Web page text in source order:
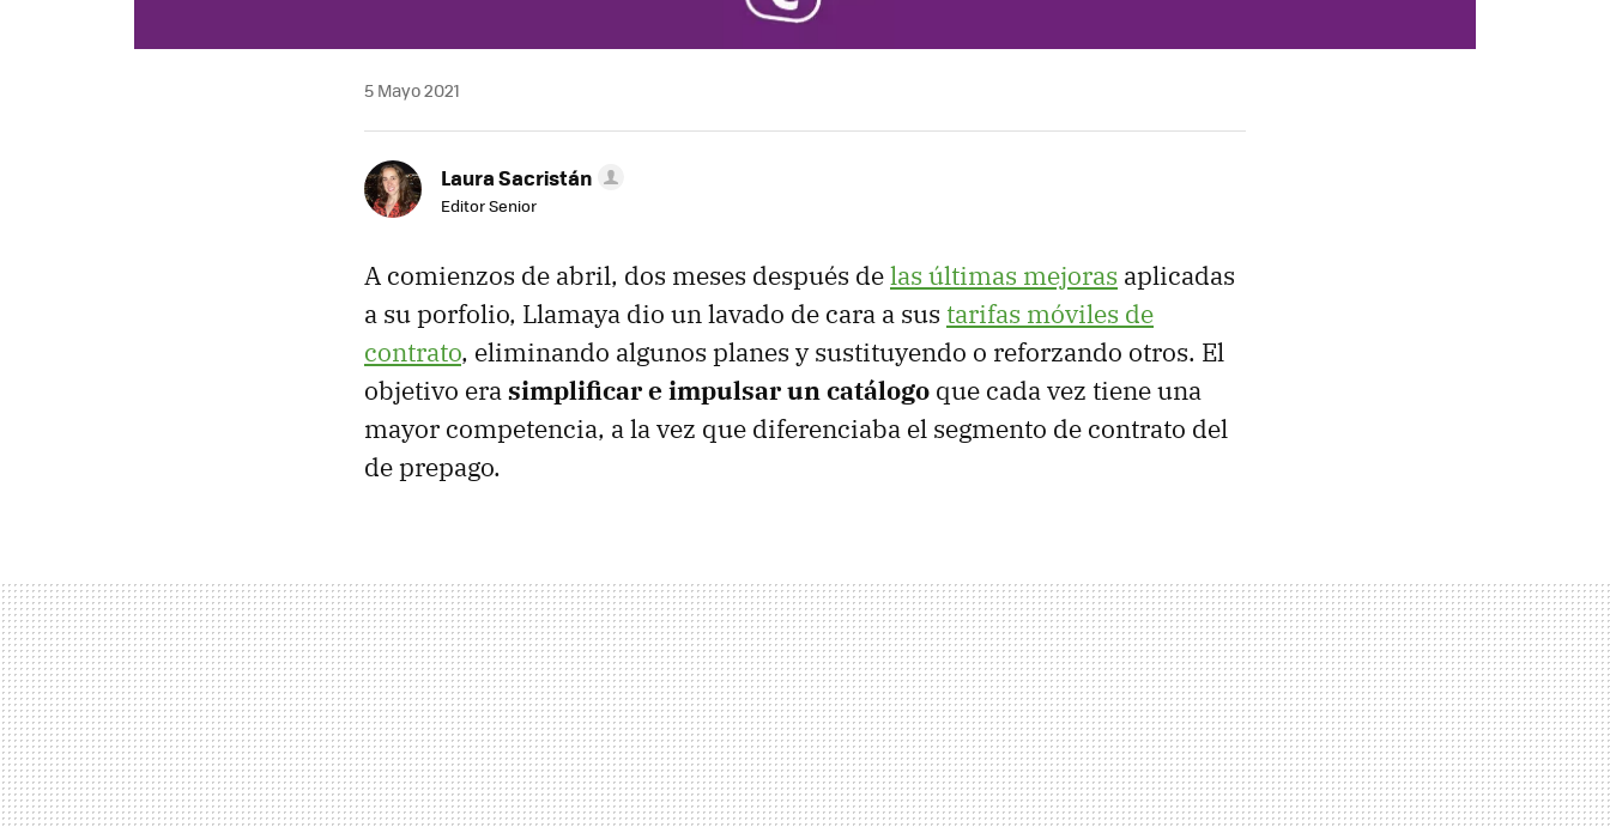
5 Mayo 2021
Laura Sacristán
Editor Senior
A comienzos de abril, dos meses después delas últimas mejoras aplicadas
a su porfolio, Llamaya dio un lavado de cara a sus tarifas móviles de
contrato, eliminando algunos planes y sustituyendo o reforzando otros. El
objetivo era simplificar e impulsar un catálogo que cada vez tiene una
mayor competencia, a la vez que diferenciaba el segmento de contrato del
de prepago.